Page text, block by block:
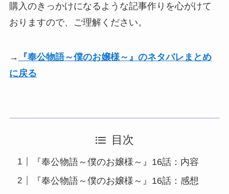
購入のきっかけになるような記事作りを心がけて
おりますので、ご理解ください。
→
『奉公物語～僕のお嬢様～』のネタバレまとめ
に戻る
目次
『奉公物語～僕のお嬢様～』16話：内容
『奉公物語～僕のお嬢様～』16話：感想